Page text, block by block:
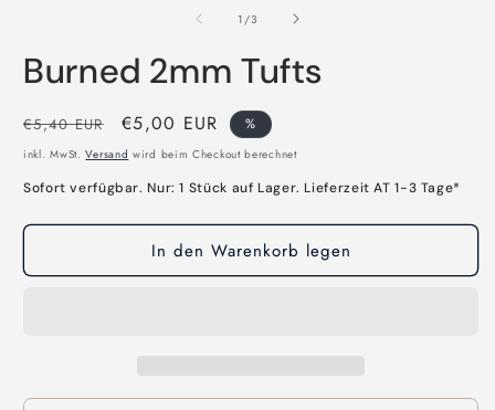
1 /von
3
Burned 2mm Tufts
Normaler
Preis
€5,40 EUR Verkaufspreis
€5,00 EUR %
inkl. MwSt.Versand wird beim Checkout berechnet
Sofort verfügbar. Nur: 1 Stück auf Lager. Lieferzeit AT 1-3 Tage*
In den Warenkorb legen